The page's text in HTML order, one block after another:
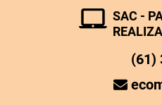
SAC -
(61)